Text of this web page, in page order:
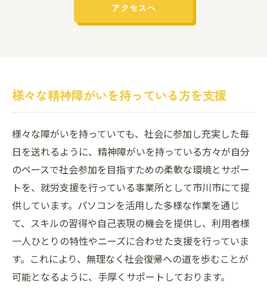
アクセスへ
様々な精神障がいを持っている方を支援
様々な障がいを持っていても、社会に参加し充実した毎
日を送れるように、精神障がいを持っている方々が自分
のペースで社会参加を目指すための柔軟な環境とサポー
トを、就労支援を行っている事業所として市川市にて提
供しています。パソコンを活用した多様な作業を通じ
て、スキルの習得や自己表現の機会を提供し、利用者様
一人ひとりの特性やニーズに合わせた支援を行っていま
す。これにより、無理なく社会復帰への道を歩むことが
可能となるように、手厚くサポートしております。